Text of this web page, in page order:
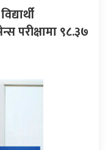
परीक्षामा ९८.३७